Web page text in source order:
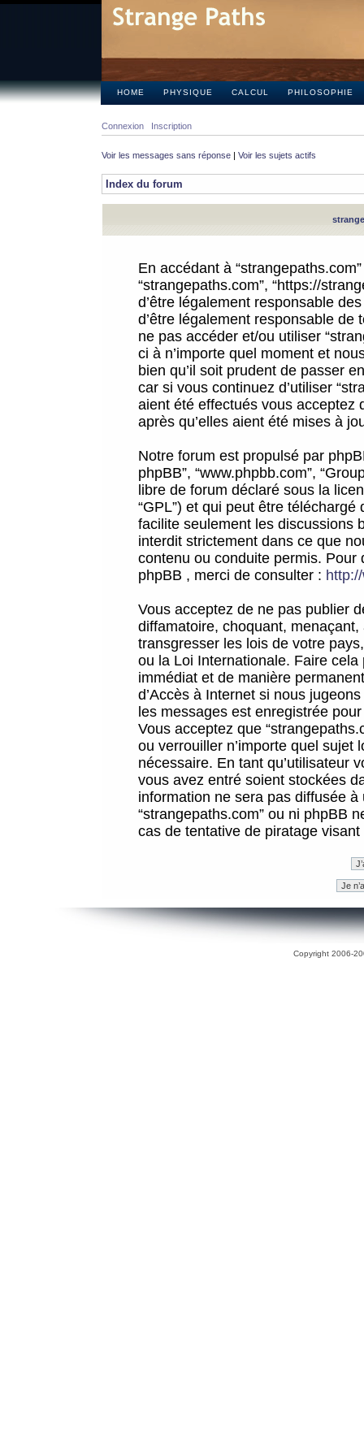
HOME PHYSIQUE CALCUL PHILOSOPHIE
Connexion Inscription
Voir les messages sans réponse | Voir les sujets actifs
Index du forum
En accédant à
“strangepaths.com”, “https://
d’être légalement responsable
d’être légalement responsable
ne pas accéder et/ou utiliser
ci à n’importe quel moment et
bien qu’il soit prudent de passer
car si vous continuez d’utiliser
aient été effectués vous acceptez
après qu’elles aient été mises à
Notre forum est propulsé par
phpBB”, “www.phpbb.com”,
libre de forum déclaré sous la
“GPL”) et qui peut être téléchargé
facilite seulement les discussions
interdit strictement dans ce que
contenu ou conduite permis.
phpBB , merci de consulter :
Vous acceptez de ne pas publier
diffamatoire, choquant,
transgresser les lois de votre
ou la Loi Internationale. Faire
immédiat et de manière
d’Accès à Internet si nous
les messages est enregistrée
Vous acceptez que
ou verrouiller n’importe quel sujet
nécessaire. En tant qu’utilisateur
vous avez entré soient stockées
information ne sera pas diffusée
“strangepaths.com” ou ni phpBB
cas de tentative de piratage
Copyright 2006-